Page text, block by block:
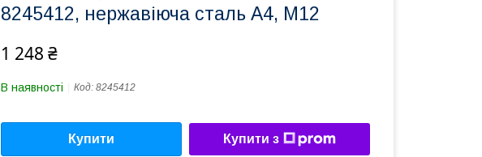
8245412, нержавіюча сталь А4, M12
1 248 ₴
В наявності Код: 8245412
Купити Купити з